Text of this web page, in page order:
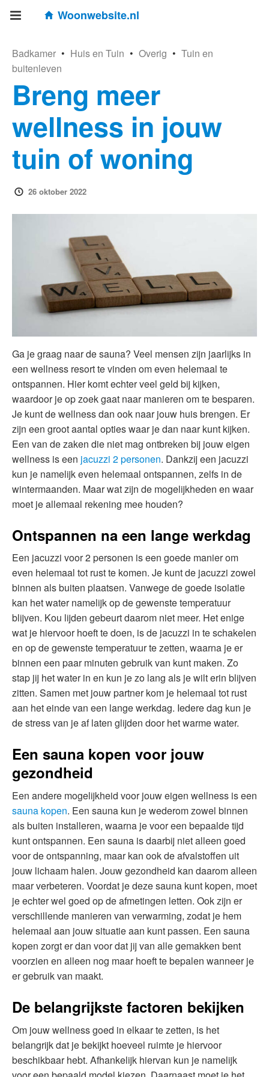
Woonwebsite.nl
Badkamer • Huis en Tuin • Overig • Tuin en
buitenleven
Breng meer
wellness in jouw
tuin of woning
26 oktober 2022
Ga je graag naar de sauna? Veel mensen zijn jaarlijks in
een wellness resort te vinden om even helemaal te
ontspannen. Hier komt echter veel geld bij kijken,
waardoor je op zoek gaat naar manieren om te besparen.
Je kunt de wellness dan ook naar jouw huis brengen. Er
zijn een groot aantal opties waar je dan naar kunt kijken.
Een van de zaken die niet mag ontbreken bij jouw eigen
wellness is een jacuzzi 2 personen. Dankzij een jacuzzi
kun je namelijk even helemaal ontspannen, zelfs in de
wintermaanden. Maar wat zijn de mogelijkheden en waar
moet je allemaal rekening mee houden?
Ontspannen na een lange werkdag
Een jacuzzi voor 2 personen is een goede manier om
even helemaal tot rust te komen. Je kunt de jacuzzi zowel
binnen als buiten plaatsen. Vanwege de goede isolatie
kan het water namelijk op de gewenste temperatuur
blijven. Kou lijden gebeurt daarom niet meer. Het enige
wat je hiervoor hoeft te doen, is de jacuzzi in te schakelen
en op de gewenste temperatuur te zetten, waarna je er
binnen een paar minuten gebruik van kunt maken. Zo
stap jij het water in en kun je zo lang als je wilt erin blijven
zitten. Samen met jouw partner kom je helemaal tot rust
aan het einde van een lange werkdag. Iedere dag kun je
de stress van je af laten glijden door het warme water.
Een sauna kopen voor jouw
gezondheid
Een andere mogelijkheid voor jouw eigen wellness is een
sauna kopen. Een sauna kun je wederom zowel binnen
als buiten installeren, waarna je voor een bepaalde tijd
kunt ontspannen. Een sauna is daarbij niet alleen goed
voor de ontspanning, maar kan ook de afvalstoffen uit
jouw lichaam halen. Jouw gezondheid kan daarom alleen
maar verbeteren. Voordat je deze sauna kunt kopen, moet
je echter wel goed op de afmetingen letten. Ook zijn er
verschillende manieren van verwarming, zodat je hem
helemaal aan jouw situatie aan kunt passen. Een sauna
kopen zorgt er dan voor dat jij van alle gemakken bent
voorzien en alleen nog maar hoeft te bepalen wanneer je
er gebruik van maakt.
De belangrijkste factoren bekijken
Om jouw wellness goed in elkaar te zetten, is het
belangrijk dat je bekijkt hoeveel ruimte je hiervoor
beschikbaar hebt. Afhankelijk hiervan kun je namelijk